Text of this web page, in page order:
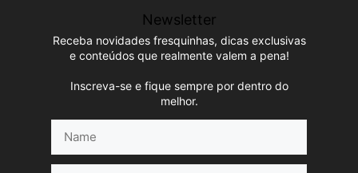
Newsletter
Receba novidades fresquinhas, dicas exclusivas
e conteúdos que realmente valem a pena!
Inscreva-se e fique sempre por dentro do
melhor.